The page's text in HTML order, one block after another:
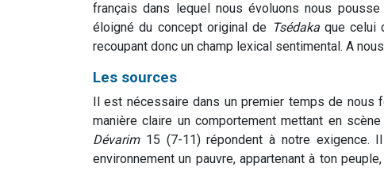
français dans lequel nous évoluons nous
éloigné du concept original de Tsédakaque celui
recoupant donc un champ lexical sentimental. A
Les sources
Il est nécessaire dans un premier temps de
manière claire un comportement mettant en
Dévarim15 (7-11) répondent à notre exigence.
environnement un pauvre, appartenant à ton